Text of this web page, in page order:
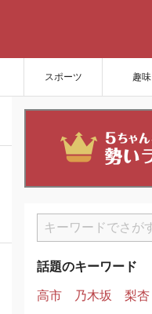
スポーツ 趣味
話題のキーワード
高市
乃木坂 梨杏